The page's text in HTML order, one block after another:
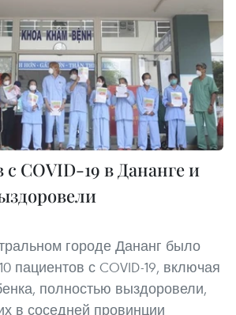
с COVID-19 в Дананге и
городе Дананг было
пациентов с COVID-19, включая
полностью выздоровели,
в соседней провинции